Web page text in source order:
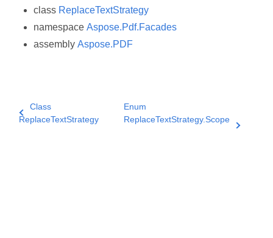
class ReplaceTextStrategy
namespace Aspose.Pdf.Facades
assembly Aspose.PDF
Class
ReplaceTextStrategy
Enum
ReplaceTextStrategy.Scope